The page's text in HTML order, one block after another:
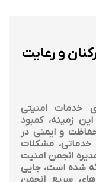
و رعایت
خدمات امنیتی
زمینه، کمبود
و ایمنی در
مشکلات
انجمن امنیت
شده است، جایی
های سریع انجمن